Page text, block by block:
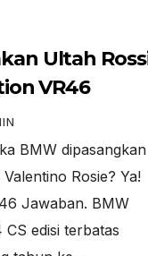
Ultah
VR46
BMW dipasangkan
Rosie? Ya!
Jawaban. BMW
edisi terbatas